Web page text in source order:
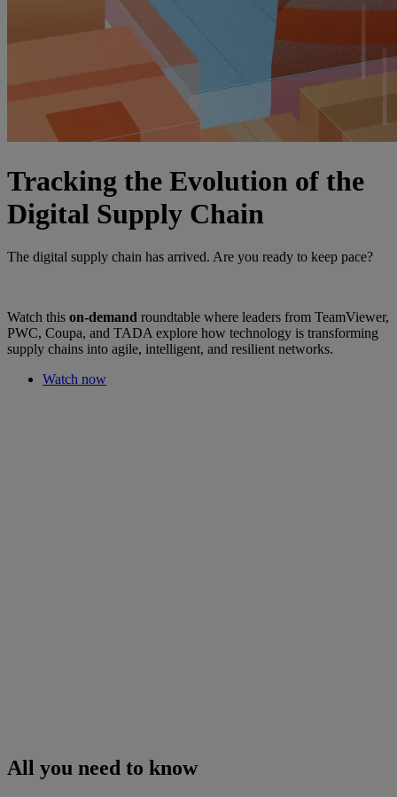
Tracking the Evolution of the
Digital Supply Chain
The digital supply chain has arrived. Are you ready to keep pace?
Watch this on-demand roundtable where leaders from TeamViewer,
PWC, Coupa, and TADA explore how technology is transforming
supply chains into agile, intelligent, and resilient networks.
Watch now
All you need to know